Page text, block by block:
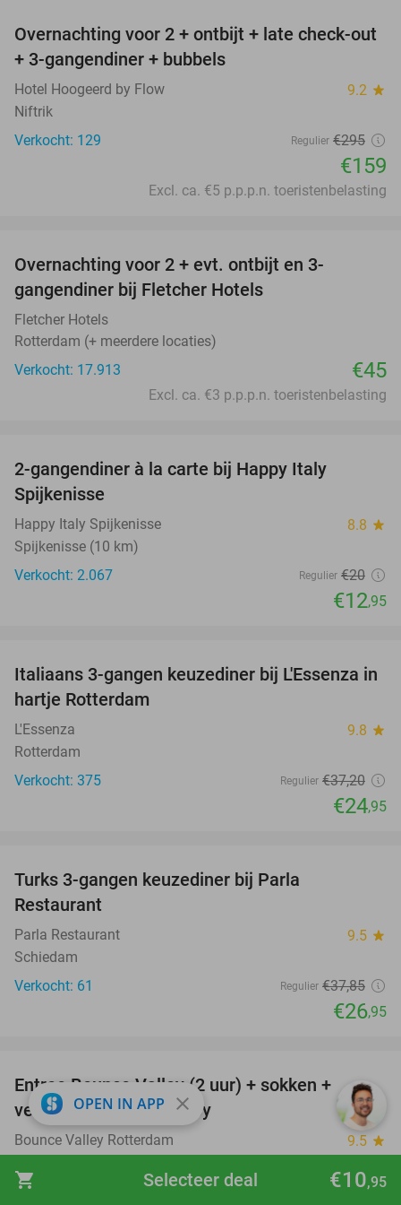
shopping_cart €10,95
Selecteer deal
46%
Overnachting voor 2 + ontbijt + late check-out
+ 3-gangendiner + bubbels
Hotel Hoogeerd by Flow 9.2 star
Niftrik
Verkocht: 129
Regulier €295
€159
Excl. ca. €5 p.p.p.n. toeristenbelasting
Overnachting voor 2 + evt. ontbijt en 3-
gangendiner bij Fletcher Hotels
Fletcher Hotels
Rotterdam (+ meerdere locaties)
Verkocht: 17.913
€45
Excl. ca. €3 p.p.p.n. toeristenbelasting
2-gangendiner à la carte bij Happy Italy
Spijkenisse
Happy Italy Spijkenisse 8.8 star
Spijkenisse (10 km)
Verkocht: 2.067
Regulier €20
€12,95
33%
Italiaans 3-gangen keuzediner bij L'Essenza in
hartje Rotterdam
L'Essenza 9.8 star
Rotterdam
Verkocht: 375
Regulier €37,20
€24,95
Turks 3-gangen keuzediner bij Parla
Restaurant
Parla Restaurant 9.5 star
Schiedam
Verkocht: 61
Regulier €37,85
€26,95
46%
Entree Bounce Valley (2 uur) + sokken +
verkoelende slush puppy
Bounce Valley Rotterdam 9.5 star
Verkocht: 1.728
€21 ,95
OPEN IN APP close